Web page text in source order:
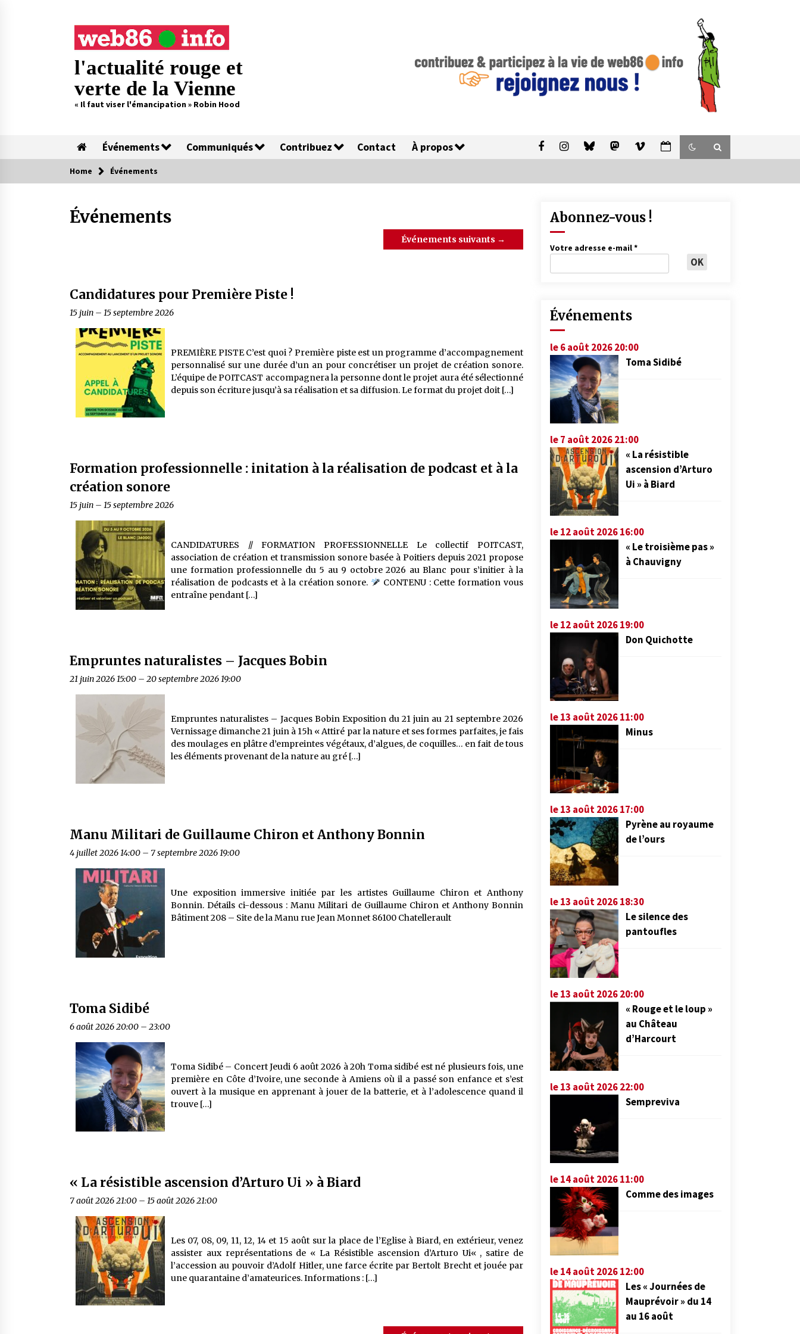
l'actualité rouge et
verte de la Vienne
« Il faut viser l'émancipation » Robin Hood
Événements Communiqués Contribuez Contact À propos
Home Événements
Événements
Événements suivants →
Candidatures pour Première Piste !
15 juin – 15 septembre 2026
PREMIÈRE PISTE C’est quoi ? Première piste est un programme d’accompagnement
personnalisé sur une durée d’un an pour concrétiser un projet de création sonore.
L’équipe de POITCAST accompagnera la personne dont le projet aura été sélectionné
depuis son écriture jusqu’à sa réalisation et sa diffusion. Le format du projet doit […]
Formation professionnelle : initation à la réalisation de podcast et à la
création sonore
15 juin – 15 septembre 2026
CANDIDATURES // FORMATION PROFESSIONNELLE Le collectif POITCAST,
association de création et transmission sonore basée à Poitiers depuis 2021 propose
une formation professionnelle du 5 au 9 octobre 2026 au Blanc pour s’initier à la
réalisation de podcasts et à la création sonore.
CONTENU : Cette formation vous
entraîne pendant […]
Empruntes naturalistes – Jacques Bobin
21 juin 2026 15:00 – 20 septembre 2026 19:00
Empruntes naturalistes – Jacques Bobin Exposition du 21 juin au 21 septembre 2026
Vernissage dimanche 21 juin à 15h « Attiré par la nature et ses formes parfaites, je fais
des moulages en plâtre d’empreintes végétaux, d’algues, de coquilles… en fait de tous
les éléments provenant de la nature au gré […]
Manu Militari de Guillaume Chiron et Anthony Bonnin
4 juillet 2026 14:00 – 7 septembre 2026 19:00
Une exposition immersive initiée par les artistes Guillaume Chiron et Anthony
Bonnin. Détails ci-dessous : Manu Militari de Guillaume Chiron et Anthony Bonnin
Bâtiment 208 – Site de la Manu rue Jean Monnet 86100 Chatellerault
Toma Sidibé
6 août 2026 20:00 – 23:00
Toma Sidibé – Concert Jeudi 6 août 2026 à 20h Toma sidibé est né plusieurs fois, une
première en Côte d’Ivoire, une seconde à Amiens où il a passé son enfance et s’est
ouvert à la musique en apprenant à jouer de la batterie, et à l’adolescence quand il
trouve […]
« La résistible ascension d’Arturo Ui » à Biard
7 août 2026 21:00 – 15 août 2026 21:00
Les 07, 08, 09, 11, 12, 14 et 15 août sur la place de l’Eglise à Biard, en extérieur, venez
assister aux représentations de « La Résistible ascension d’Arturo Ui« , satire de
l’accession au pouvoir d’Adolf Hitler, une farce écrite par Bertolt Brecht et jouée par
une quarantaine d’amateurices. Informations : […]
Abonnez-vous !
Votre adresse e-mail*
Événements
le 6 août 2026 20:00
Toma Sidibé
le 7 août 2026 21:00
« La résistible
ascension d’Arturo
Ui » à Biard
le 12 août 2026 16:00
« Le troisième pas »
à Chauvigny
le 12 août 2026 19:00
Don Quichotte
le 13 août 2026 11:00
Minus
le 13 août 2026 17:00
Pyrène au royaume
de l’ours
le 13 août 2026 18:30
Le silence des
pantoufles
le 13 août 2026 20:00
« Rouge et le loup »
au Château
d’Harcourt
le 13 août 2026 22:00
Sempreviva
le 14 août 2026 11:00
Comme des images
le 14 août 2026 12:00
Les « Journées de
Mauprévoir » du 14
au 16 août